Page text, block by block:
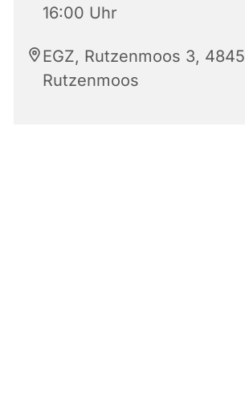
16:00 Uhr
EGZ, Rutzenmoos 3, 4845
Rutzenmoos